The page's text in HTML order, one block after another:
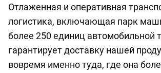
Отлаженная и оперативная
логистика, включающая парк
более 250 единиц автомобильной
гарантирует доставку нашей
вовремя именно туда, где она